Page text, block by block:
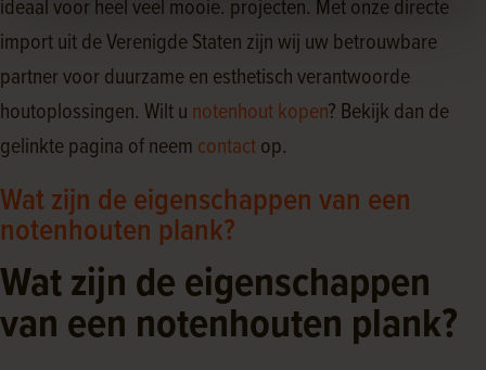
ideaal voor heel veel mooie. projecten. Met onze directe
import uit de Verenigde Staten zijn wij uw betrouwbare
partner voor duurzame en esthetisch verantwoorde
houtoplossingen. Wilt u notenhout kopen? Bekijk dan de
gelinkte pagina of neem contactop.
Wat zijn de eigenschappen van een
notenhouten plank?
Wat zijn de eigenschappen
van een notenhouten plank?